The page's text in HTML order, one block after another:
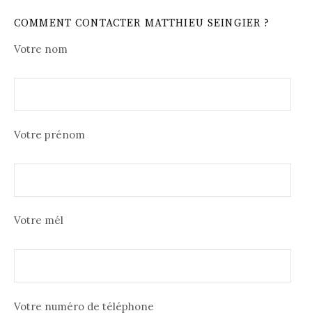
COMMENT CONTACTER MATTHIEU SEINGIER ?
Votre nom
Votre prénom
Votre mél
Votre numéro de téléphone